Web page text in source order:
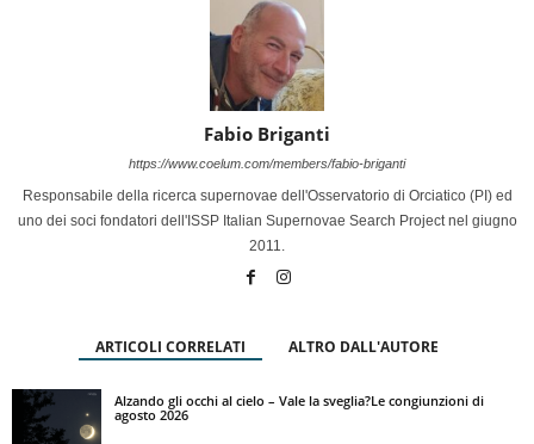
Fabio Briganti
https://www.coelum.com/members/fabio-briganti
Responsabile della ricerca supernovae dell'Osservatorio di Orciatico (PI) ed
uno dei soci fondatori dell'ISSP Italian Supernovae Search Project nel giugno
2011.
ARTICOLI CORRELATI ALTRO DALL'AUTORE
Alzando gli occhi al cielo – Vale la sveglia?Le congiunzioni di
agosto 2026